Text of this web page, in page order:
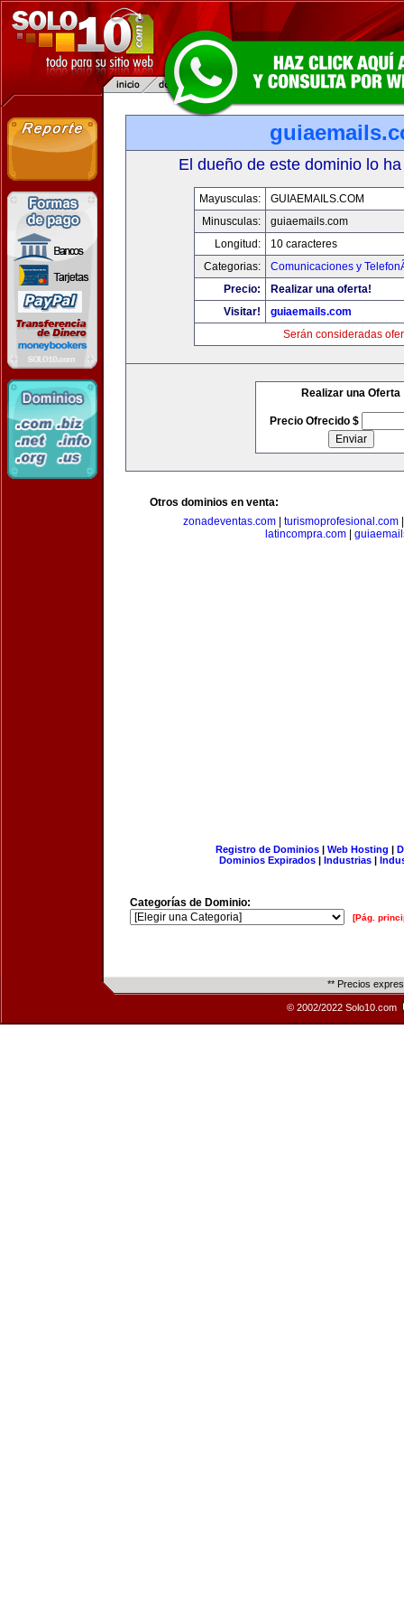
El dueño de este dominio lo
Mayusculas:
GUIAEMAILS.COM
Minusculas:
guiaemails.com
Longitud:
10 caracteres
Categorias:
Comunicaciones y
Precio:
Realizar una oferta!
Visitar!
guiaemails.com
Serán consideradas
Realizar una Oferta
Precio Ofrecido $
Otros dominios en venta:
zonadeventas.com| turismoprofesional.com
latincompra.com|
Registro de Dominios| Web Hosting |
Dominios Expirados | Industrias |
Categorías de Dominio:
[Pág.
** Precios
© 2002/2022 Solo10.com